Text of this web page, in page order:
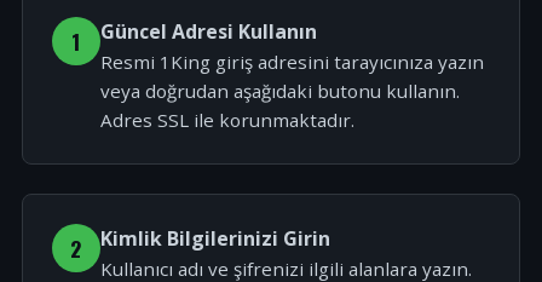
1 Güncel Adresi Kullanın
Resmi 1King giriş adresini tarayıcınıza yazın
veya doğrudan aşağıdaki butonu kullanın.
Adres SSL ile korunmaktadır.
2 Kimlik Bilgilerinizi Girin
Kullanıcı adı ve şifrenizi ilgili alanlara yazın.